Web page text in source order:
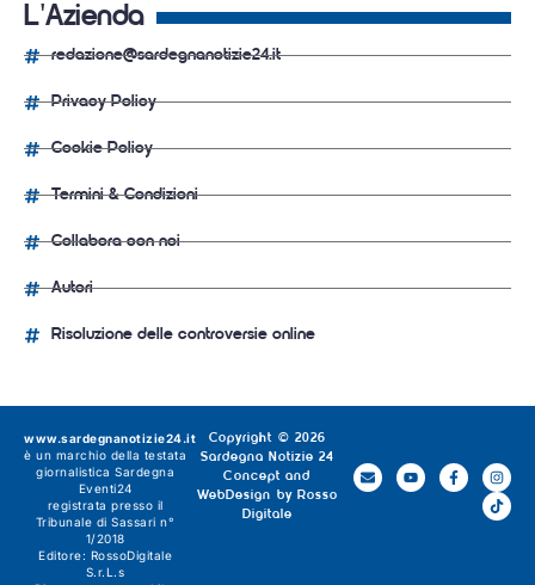
L'Azienda
redazione@sardegnanotizie24.it
Privacy Policy
Cookie Policy
Termini & Condizioni
Collabora con noi
Autori
Risoluzione delle controversie online
Copyright © 2026
Sardegna Notizie 24
Concept and
WebDesign by Rosso
Digitale
www.sardegnanotizie24.it
è un marchio della testata
giornalistica Sardegna
Eventi24
registrata presso il
Tribunale di Sassari n°
1/2018
Editore: RossoDigitale
S.r.L.s